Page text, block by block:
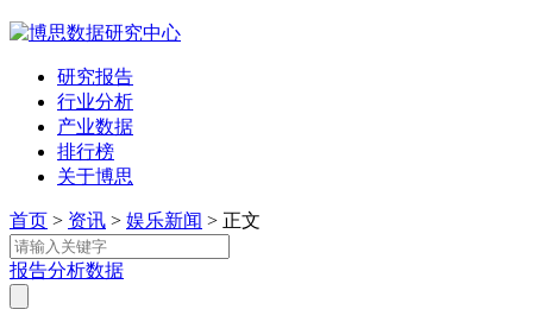
研究报告
行业分析
产业数据
排行榜
关于博思
首页 > 资讯 > 娱乐新闻 > 正文
报告分析数据